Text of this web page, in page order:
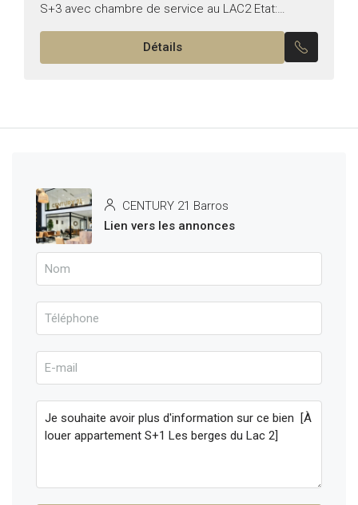
S+3 avec chambre de service au LAC2 Etat:
meublé Il se compose de: -Un salon , salle à
Détails
CENTURY 21 Barros
Lien vers les annonces